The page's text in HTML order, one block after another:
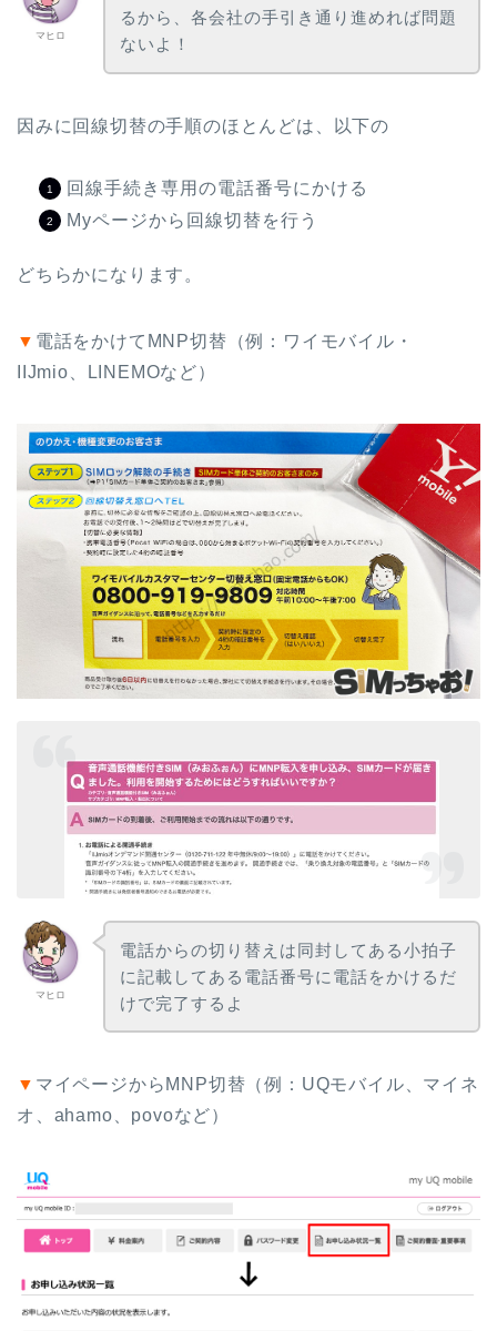
マヒロ
るから、各会社の手引き通り進めれば問題
ないよ！
因みに回線切替の手順のほとんどは、以下の
回線手続き専用の電話番号にかける
Myページから回線切替を行う
どちらかになります。
▼ 電話をかけてMNP切替（例：ワイモバイル・
IIJmio、LINEMOなど）
マヒロ
電話からの切り替えは同封してある小拍子
に記載してある電話番号に電話をかけるだ
けで完了するよ
▼ マイページからMNP切替（例：UQモバイル、マイネ
オ、ahamo、povoなど）